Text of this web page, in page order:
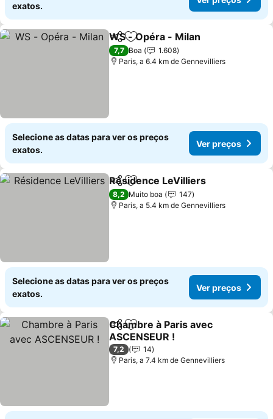
exatos.
PartilharAdicionar aos favoritos
WS - Opéra - Milan
7,7 Boa
1.608
Paris, a 6.4 km de Gennevilliers
Selecione as datas para ver os preços
exatos.
Ver preços
PartilharAdicionar aos favoritos
Résidence LeVilliers
8,2 Muito boa
147
Paris, a 5.4 km de Gennevilliers
Selecione as datas para ver os preços
exatos.
Ver preços
PartilharAdicionar aos favoritos
Chambre à Paris avec
ASCENSEUR !
Ver preços
7,2
14
Paris, a 7.4 km de Gennevilliers